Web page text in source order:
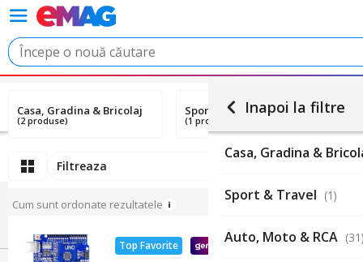
Inapoi la filtre
Casa, Gradina &
Sport & Travel (1)
Auto, Moto & RCA
Casa, Gradina & Bricolaj
(2 produse)
Sport & Travel
(1 produs)
Filtreaza
Cum sunt ordonate rezultatele
Top Favorite